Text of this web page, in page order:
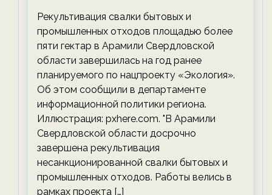
экологии на ECOportal
Рекультивация свалки бытовых и
промышленных отходов площадью более
пяти гектар в Арамили Свердловской
области завершилась на год ранее
планируемого по нацпроекту «Экология».
Об этом сообщили в департаменте
информационной политики региона.
Иллюстрация: pxhere.com. "В Арамили
Свердловской области досрочно
завершена рекультивация
несанкционированной свалки бытовых и
промышленных отходов. Работы велись в
рамках проекта […]